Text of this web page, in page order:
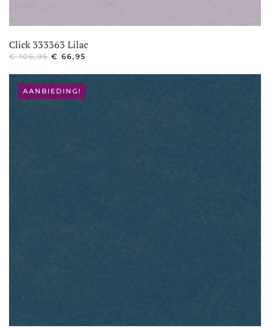
Click 333363 Lilac
€106,95 OORSPRONKELIJKE
€ 106,95.
€ 66,95
AANBIEDING!